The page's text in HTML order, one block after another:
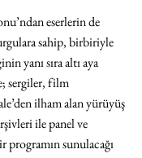
eserlerin de
sahip, birbiriyle
yanı sıra altı aya
sergiler, film
ilham alan yürüyüş
ile panel ve
programın sunulacağı